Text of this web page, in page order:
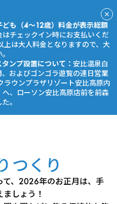
も（4～12歳）料金が表示総額
はチェックイン時にお支払いくだ
は大人料金となりますので、大
ンプ設置について： 安比温泉白
およびゴンゴラ遊覧の連日営業
ウンプラザリゾート安比高原内
、ローソン安比高原店前を前森
。
つくり
て、2026年のお正月は、手
しょう！